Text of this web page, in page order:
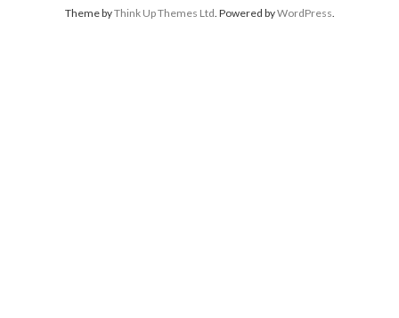
Theme byThink Up Themes Ltd. Powered byWordPress.